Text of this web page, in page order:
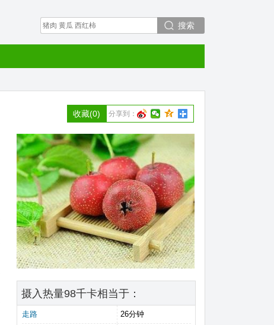
搜索
分享到：
收藏(0)
摄入热量98千卡相当于：
走路 26分钟